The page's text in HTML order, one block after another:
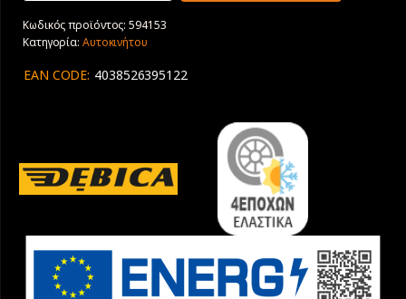
Debica
Navigator
ποσότητα
Κωδικός προϊόντος:594153
Κατηγορία: Αυτοκινήτου
EAN CODE: 4038526395122